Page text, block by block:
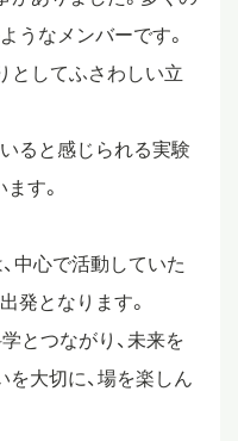
うなメンバーです。
としてふさわしい立
ると感じられる実験
す。
中心で活動していた
発となります。
とつながり、未来を
を大切に、場を楽しん